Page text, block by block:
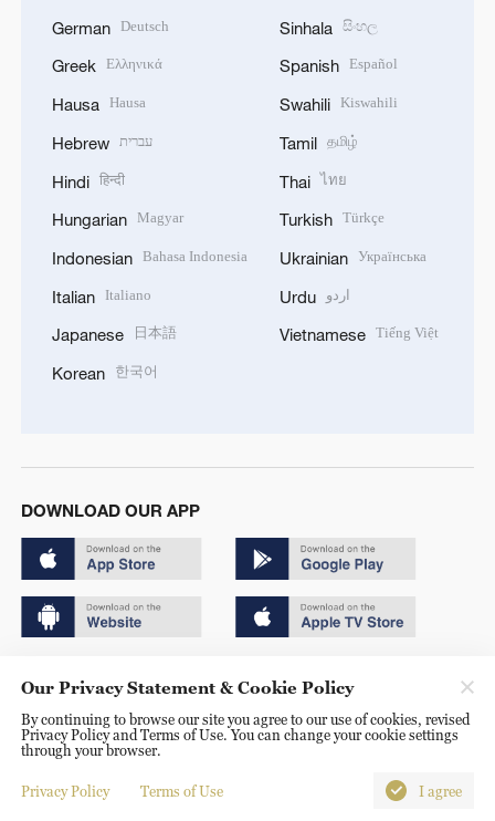
German Deutsch
Greek Ελληνικά
Hausa Hausa
Hebrew עברית
Hindi हिन्दी
Hungarian Magyar
Indonesian Bahasa Indonesia
Italian Italiano
Japanese 日本語
Korean 한국어
Sinhala සිංහල
Spanish Español
Swahili Kiswahili
Tamil தமிழ்
Thai ไทย
Turkish Türkçe
Ukrainian Українська
Urdu اردو
Vietnamese Tiếng Việt
DOWNLOAD OUR APP
京ICP备20000184号
京公网安备 11010502050052号
Disinformation report hotline: 010-85061466
Our Privacy Statement & Cookie Policy
By continuing to browse our site you agree to our use of cookies, revised
Privacy Policy and Terms of Use. You can change your cookie settings
through your browser.
Privacy Policy Terms of Use I agree